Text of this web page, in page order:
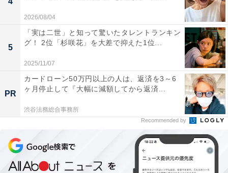
第2位：草津温泉（群馬県）
第2位は群馬県の草津温泉。草津温泉のシンボル「湯
畑」を中心に広がる温泉街には、定番の温泉まんじゅう
店だけでも20もの店舗がずらりと並びます。「松むら饅
頭」や「本家ちちや」などの老舗も有名です。
回答者からは、「湯畑の周りの饅頭が美味しかった（52
歳男性／群馬県）」「茶饅頭の黒糖生地が最高に美味し
い（50歳男性／東京都）」など、温泉まんじゅうへのコ
メントが多数寄せられています。
2026/08/04
5
「実は二世」と知って驚いたタレントランキン
グ！ 2位「杉咲花」を大差で抑えた1位...
2025/11/07
PR
カードローン50万円以上の人は、返済を3～6
ヶ月停止して『大幅に減額してから返済...
渋谷法務総合事務所
Recommended by